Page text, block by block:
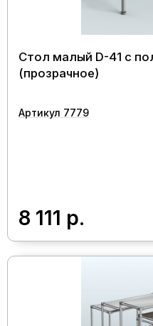
Стол малый D-41 с
(прозрачное)
Артикул 7779
8 111 р.